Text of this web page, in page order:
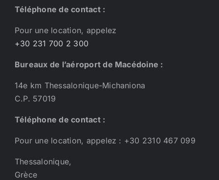
Téléphone de contact :
Pour une location, appelez
+30 231 700 2 300
Bureaux de l’aéroport de Macédoine :
14e km Thessalonique-Michaniona
C.P. 57019
Téléphone de contact :
Pour une location, appelez : +30 2310 467 099
Thessalonique,
Grèce